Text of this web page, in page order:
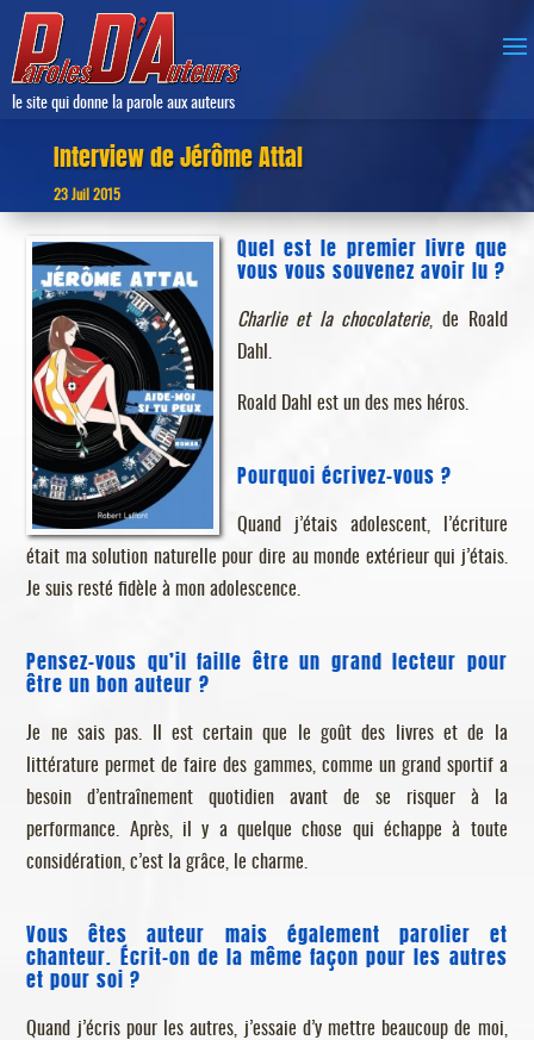
le site qui donne la parole aux auteurs
Interview de Jérôme Attal
23 Juil 2015
Quel est le premier livre que
vous vous souvenez avoir lu ?
Charlie et la chocolaterie, de Roald
Dahl.
Roald Dahl est un des mes héros.
Pourquoi écrivez-vous ?
Quand j’étais adolescent, l’écriture
était ma solution naturelle pour dire au monde extérieur qui j’étais.
Je suis resté fidèle à mon adolescence.
Pensez-vous qu’il faille être un grand lecteur pour
être un bon auteur ?
Je ne sais pas. Il est certain que le goût des livres et de la
littérature permet de faire des gammes, comme un grand sportif a
besoin d’entraînement quotidien avant de se risquer à la
performance. Après, il y a quelque chose qui échappe à toute
considération, c’est la grâce, le charme.
Vous êtes auteur mais également parolier et
chanteur. Écrit-on de la même façon pour les autres
et pour soi ?
Quand j’écris pour les autres, j’essaie d’y mettre beaucoup de moi,